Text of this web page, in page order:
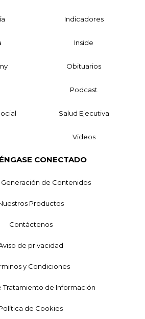
Indicadores
Inside
Obituarios
Podcast
Salud Ejecutiva
Videos
CONECTADO
Generación de Contenidos
Productos
Contáctenos
de privacidad
y Condiciones
Tratamiento de Información
de Cookies